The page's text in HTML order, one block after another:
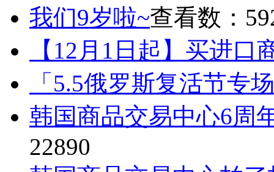
我们9岁啦~查看数：
【12月1日起】买进口
「5.5俄罗斯复活节专
韩国商品交易中心6周
22890